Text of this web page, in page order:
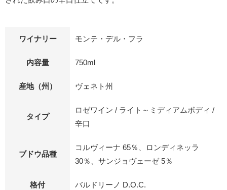
ワイナリー モンテ・デル・フラ
内容量 750ml
産地（州） ヴェネト州
タイプ
ロゼワイン / ライト～ミディアムボディ /
辛口
ブドウ品種
コルヴィーナ 65％、ロンディネッラ
30％、サンジョヴェーゼ 5％
格付 バルドリーノ D.O.C.